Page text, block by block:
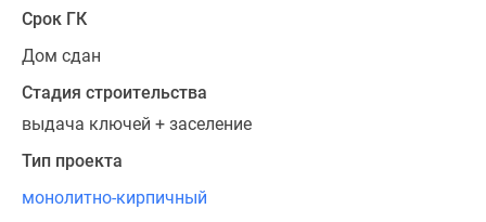
Срок ГК
Дом сдан
Стадия строительства
выдача ключей + заселение
Тип проекта
монолитно-кирпичный